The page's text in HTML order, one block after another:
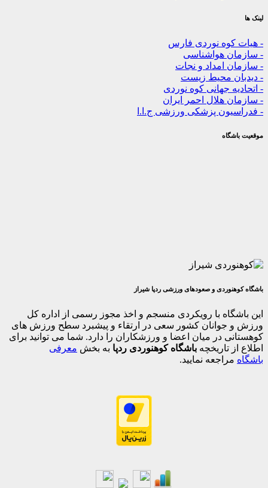
نوردی فارس
هواشناسی
امداد و نجات
محیط زیست
جهانی کوه نوردی
هلال احمر ایران
پزشکی ورزشی ج.ا.ا
و صعودهای ورزشی ردپا شیراز
با رویکردی منسجم و اخذ مجوز رسمی از اداره کل
کشور سعی در ارتقاء و پیشبرد سطح ورزش های
در میان اعضا و ورزشکاران را دارد. شما می توانید برای
تاریخچه باشگاه کوهنوردی ردپابه بخش معرفی
نمایید.